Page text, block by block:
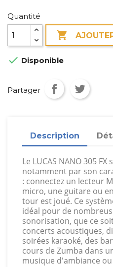
Quantité

 Disponible
Partager
Description
Le LUCAS NANO 305
notamment par son
: connectez un lecteur
micro, une guitare ou
tour est joué. Ce
idéal pour de
sonorisation, que ce
concerts acoustiques,
soirées karaoké, des
cours de Zumba dans
musique d'ambiance